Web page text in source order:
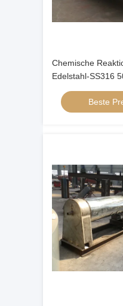
Chemische
Edelstahl-SS316
Beste